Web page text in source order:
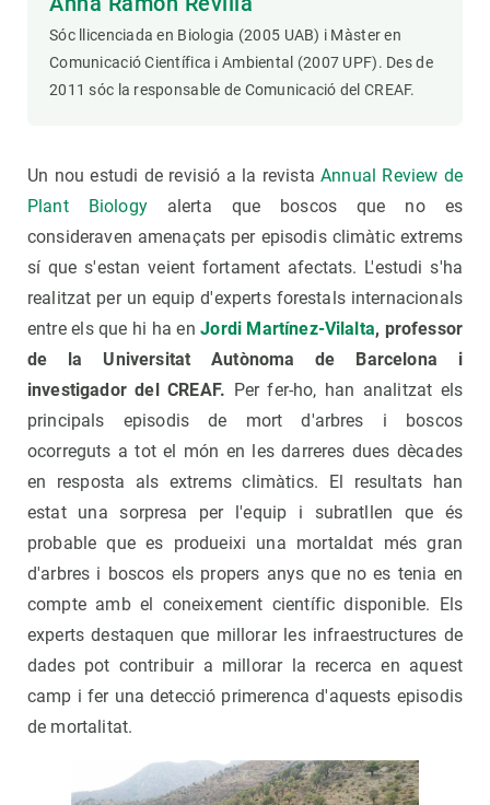
Sóc llicenciada en Biologia (2005 UAB) i Màster en
Comunicació Científica i Ambiental (2007 UPF). Des de
2011 sóc la responsable de Comunicació del CREAF.
Un nou estudi de revisió a la revistaAnnual Review de
Plant Biology alerta que boscos que no es
consideraven amenaçats per episodis climàtic extrems
sí que s'estan veient fortament afectats. L'estudi s'ha
realitzat per un equip d'experts forestals internacionals
entre els que hi ha en Jordi Martínez-Vilalta, professor
de la Universitat Autònoma de Barcelona i
investigador del CREAF. Per fer-ho, han analitzat els
principals episodis de mort d'arbres i boscos
ocorreguts a tot el món en les darreres dues dècades
en resposta als extrems climàtics. El resultats han
estat una sorpresa per l'equip i subratllen que és
probable que es produeixi una mortaldat més gran
d'arbres i boscos els propers anys que no es tenia en
compte amb el coneixement científic disponible. Els
experts destaquen que millorar les infraestructures de
dades pot contribuir a millorar la recerca en aquest
camp i fer una detecció primerenca d'aquests episodis
de mortalitat.